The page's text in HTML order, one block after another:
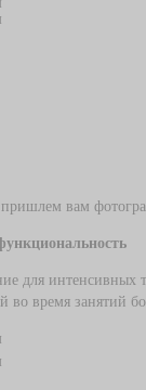
Шлема
Защита
вам
для интенсивных
во время занятий